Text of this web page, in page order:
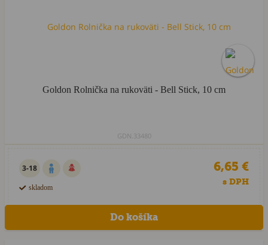
Goldon Rolnička na rukoväti - Bell Stick, 10 cm
GDN.33480
3-18
skladom
6,65 €
s DPH